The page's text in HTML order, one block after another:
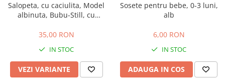
Salopeta, cu caciulita, Model
albinuta, Bubu-Still, cu
35,00 RON
IN STOC
VEZI VARIANTE
Sosete pentru bebe, 0-3 luni,
alb
6,00 RON
IN STOC
ADAUGA IN COS